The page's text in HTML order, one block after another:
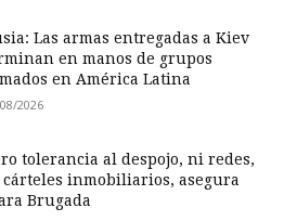
Las armas entregadas a Kiev
en manos de grupos
en América Latina
2026
tolerancia al despojo, ni redes,
inmobiliarios, asegura
Brugada